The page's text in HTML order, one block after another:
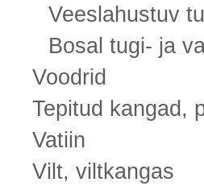
Veeslahustuv
Bosal tugi- ja
Voodrid
Tepitud kangad,
Vatiin
Vilt, viltkangas